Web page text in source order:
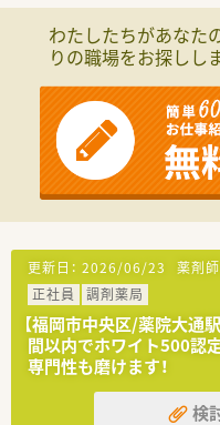
■がん専門薬剤師は、
しており、症例集めな
■自社開発の150コン
■e‐learningは会社負
取得も可能です。
<患者様への取り組み>
■最新機器や処方せん
ると共に患者様の待機
【法人特徴について】
■福岡県を中心にドラ
開しており、創業40
です。
■調剤部門とドラッグ
はレジ打ちや品出し
す。
■健康経営優良法人ホ
社員の健康増進や法
す。
【こんな取り組みをし
■地場チェーン3社が
ションを通じ、店舗の
す。
■最先端の無人受取ロ
クノロジーを活用した
ます。
■フィットネスクラブ
おり、処方箋応需に
わたしたちがあなた
りの職場をお探しし
更新日： 2026/06/23 薬剤
正社員
調剤薬局
【福岡市中央区/薬院大通
間以内でホワイト500認
専門性も磨けます！
検